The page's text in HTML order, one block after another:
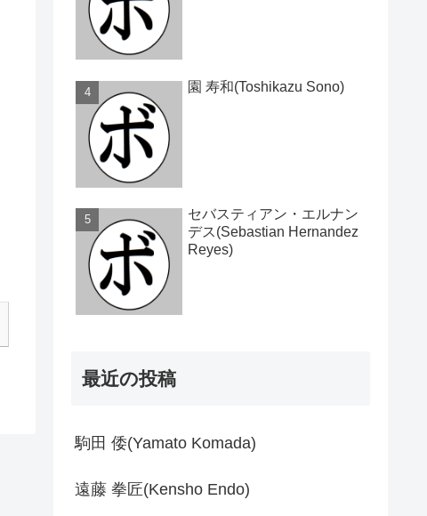
園 寿和(Toshikazu Sono)
セバスティアン・エルナン
デス(Sebastian Hernandez
Reyes)
最近の投稿
駒田 倭(Yamato Komada)
遠藤 拳匠(Kensho Endo)